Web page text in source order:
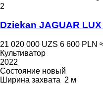
2
Dziekan JAGUAR
21 020 000 UZS 6 600 PLN
Культиватор
2022
Состояние новый
Ширина захвата 2 м